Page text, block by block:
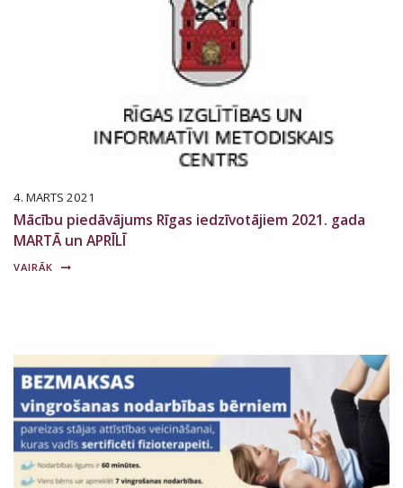
4. MARTS 2021
Mācību piedāvājums Rīgas iedzīvotājiem 2021. gada
MARTĀ un APRĪLĪ
VAIRĀK